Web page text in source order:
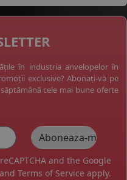
în industria anvelopelor în
exclusive? Abonați-vă pe
cele mai bune oferte
and the Google
and Terms of Service apply.